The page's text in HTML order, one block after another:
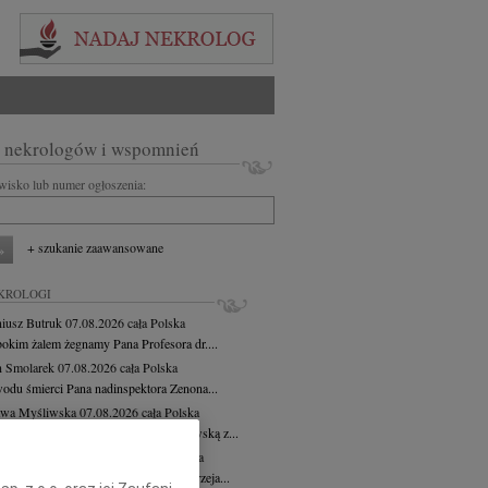
nekrologów i wspomnień
lub numer ogłoszenia:
+ szukanie zaawansowane
Butruk 07.08.2026cała Polska
żalem żegnamy Pana Profesora dr....
Smolarek 07.08.2026cała Polska
śmierci Pana nadinspektora Zenona...
Myśliwska07.08.2026cała Polska
żalem żegnamy Wacławę Myśliwską z...
cała Polska
smutkiem i żalem żegnamy Andrzeja...